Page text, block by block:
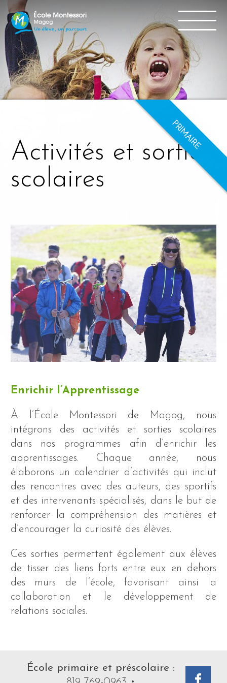
Activités et sorties
scolaires
Enrichir l’Apprentissage
À l’École Montessori de Magog, nous
intégrons des activités et sorties scolaires
dans nos programmes afin d’enrichir les
apprentissages. Chaque année, nous
élaborons un calendrier d’activités qui inclut
des rencontres avec des auteurs, des sportifs
et des intervenants spécialisés, dans le but de
renforcer la compréhension des matières et
d’encourager la curiosité des élèves.
Ces sorties permettent également aux élèves
de tisser des liens forts entre eux en dehors
des murs de l’école, favorisant ainsi la
collaboration et le développement de
relations sociales.
École primaire et préscolaire :